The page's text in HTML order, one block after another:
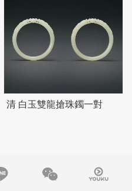
清 白玉雙龍搶珠鐲一對